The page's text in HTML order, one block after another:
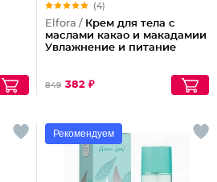
(4)
Elfora / Крем для тела с
маслами какао и макадамии
Увлажнение и питание
849 382 ₽
Рекомендуем